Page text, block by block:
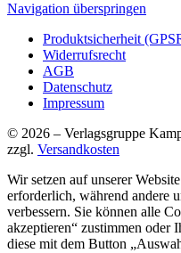
Navigation überspringen
Produktsicherheit
Widerrufsrecht
AGB
Datenschutz
Impressum
© 2026 – Verlagsgruppe
zzgl. Versandkosten
Wir setzen auf unserer
erforderlich, während andere
verbessern. Sie können alle
akzeptieren“ zustimmen oder
diese mit dem Button